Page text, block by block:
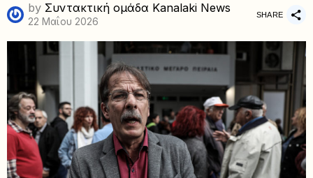
by Συντακτική ομάδα Kanalaki News
22 Μαΐου 2026
SHARE